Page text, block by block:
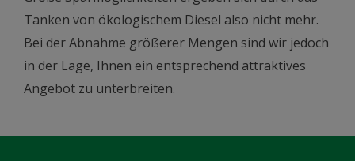
Tanken von ökologischem Diesel also nicht mehr.
Bei der Abnahme größerer Mengen sind wir jedoch
in der Lage, Ihnen ein entsprechend attraktives
Angebot zu unterbreiten.